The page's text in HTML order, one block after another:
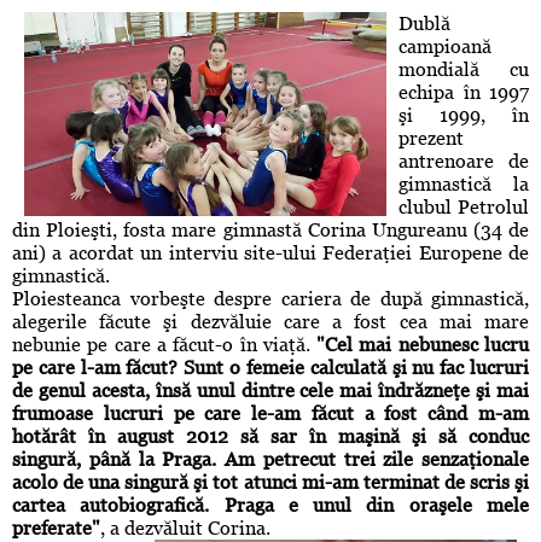
Dublă
campioană
mondială cu
echipa în 1997
şi 1999, în
prezent
antrenoare de
gimnastică la
clubul Petrolul
din Ploieşti, fosta mare gimnastă Corina Ungureanu (34 de
ani) a acordat un interviu site-ului Federaţiei Europene de
gimnastică.
Ploiesteanca vorbeşte despre cariera de după gimnastică,
alegerile făcute şi dezvăluie care a fost cea mai mare
nebunie pe care a făcut-o în viaţă. "Cel mai nebunesc lucru
pe care l-am făcut? Sunt o femeie calculată şi nu fac lucruri
de genul acesta, însă unul dintre cele mai îndrăzneţe şi mai
frumoase lucruri pe care le-am făcut a fost când m-am
hotărât în august 2012 să sar în maşină şi să conduc
singură, până la Praga. Am petrecut trei zile senzaţionale
acolo de una singură şi tot atunci mi-am terminat de scris şi
cartea autobiografică. Praga e unul din oraşele mele
preferate", a dezvăluit Corina.